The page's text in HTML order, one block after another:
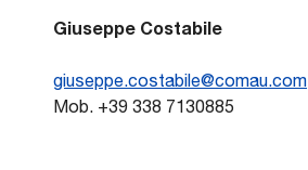
Giuseppe Costabile
giuseppe.costabile@comau.com
Mob. +39 338 7130885